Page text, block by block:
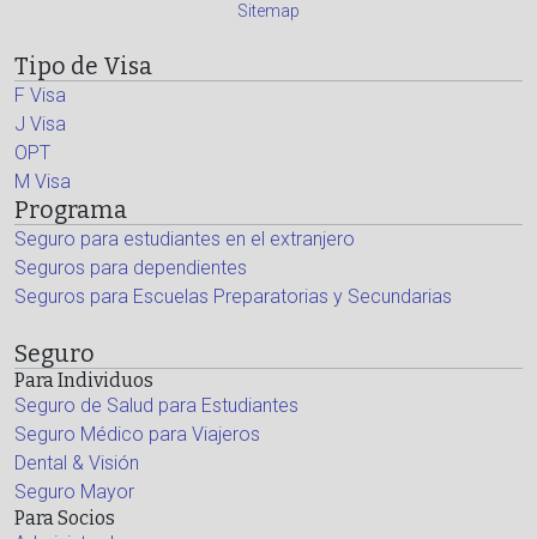
Sitemap
Tipo de Visa
F Visa
J Visa
OPT
M Visa
Programa
Seguro para estudiantes en el extranjero
Seguros para dependientes
Seguros para Escuelas Preparatorias y Secundarias
Seguro
Para Individuos
Seguro de Salud para Estudiantes
Seguro Médico para Viajeros
Dental & Visión
Seguro Mayor
Para Socios